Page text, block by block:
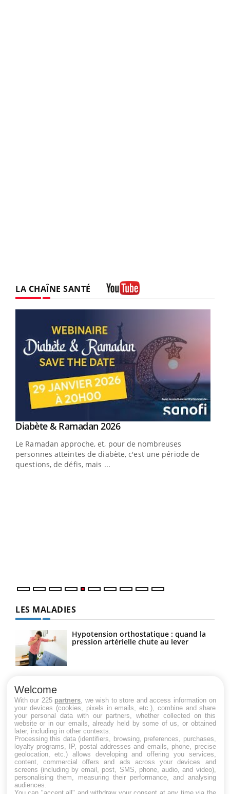
LA CHAÎNE SANTÉ
Youtube
Diabète & Ramadan 2026Youtube
Le Ramadan approche, et, pour de nombreuses
personnes atteintes de diabète, c'est une période de
questions, de défis, mais ...
LES MALADIES
Hypotension orthostatique : quand la
pression artérielle chute au lever
Maladie de Charcot (Sclérose latérale
amyotrophique)
Welcome
With our 225 partners , we wish to store and access information on
your devices (cookies, pixels in emails, etc.), combine and share
your personal data with our partners, whether collected on this
website or in our emails, already held by some of us, or obtained
later, including in other contexts.
Processing this data (identifiers, browsing, preferences, purchases,
loyalty programs, IP, postal addresses and emails, phone, precise
geolocation, etc.) allows developing and offering you services,
content, commercial offers and ads across your devices and
screens (including by email, post, SMS, phone, audio, and video),
personalising them, measuring their performance, and analysing
audiences.
You can "accept all" and withdraw your consent at any time via the